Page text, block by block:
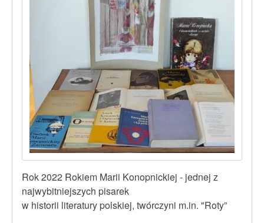
Rok 2022 Rokiem Marii Konopnickiej - jednej z
najwybitniejszych pisarek
w historii literatury polskiej, twórczyni m.in. "Roty”